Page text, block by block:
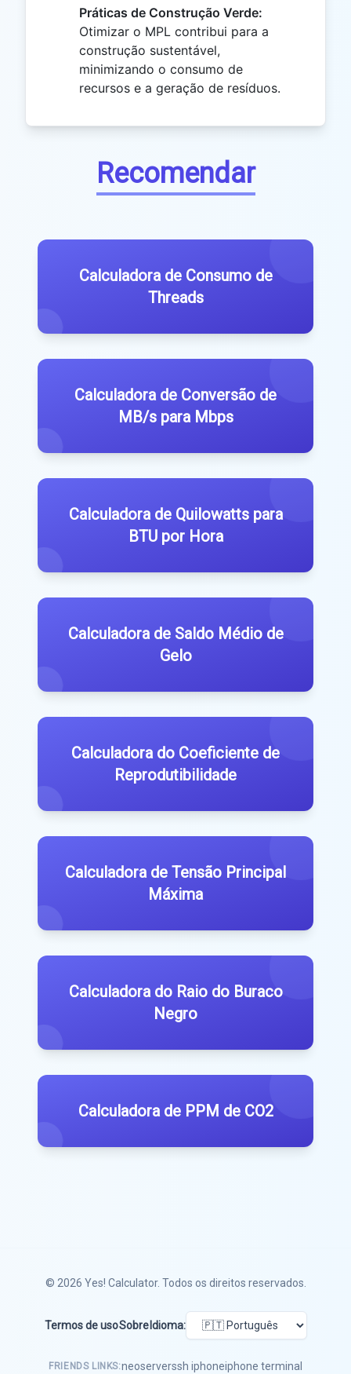
Práticas de Construção Verde:
Otimizar o MPL contribui para a
construção sustentável,
minimizando o consumo de
recursos e a geração de resíduos.
Recomendar
Calculadora de Consumo de
Threads
Calculadora de Conversão de
MB/s para Mbps
Calculadora de Quilowatts para
BTU por Hora
Calculadora de Saldo Médio de
Gelo
Calculadora do Coeficiente de
Reprodutibilidade
Calculadora de Tensão Principal
Máxima
Calculadora do Raio do Buraco
Negro
Calculadora de PPM de CO2
© 2026 Yes! Calculator. Todos os direitos reservados.
Termos de usoSobre Idioma:
FRIENDS LINKS:neoserverssh iphoneiphone terminal